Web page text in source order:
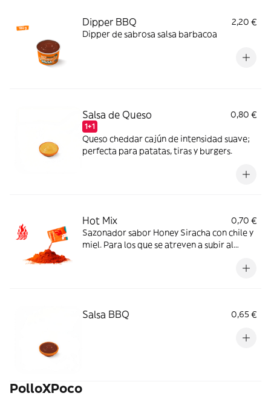
Dipper BBQ
2,20 €
Dipper de sabrosa salsa barbacoa
Salsa de Queso
1+1
0,80 €
Queso cheddar cajún de intensidad suave;
perfecta para patatas, tiras y burgers.
Hot Mix
0,70 €
Sazonador sabor Honey Siracha con chile y
miel. Para los que se atreven a subir al
Salsa BBQ 0,65 €
PolloXPoco